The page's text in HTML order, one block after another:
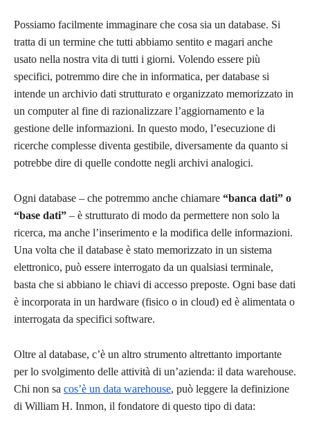
Possiamo facilmente immaginare che cosa sia un database. Si
tratta di un termine che tutti abbiamo sentito e magari anche
usato nella nostra vita di tutti i giorni. Volendo essere più
specifici, potremmo dire che in informatica, per database si
intende un archivio dati strutturato e organizzato memorizzato in
un computer al fine di razionalizzare l’aggiornamento e la
gestione delle informazioni. In questo modo, l’esecuzione di
ricerche complesse diventa gestibile, diversamente da quanto si
potrebbe dire di quelle condotte negli archivi analogici.
Ogni database – che potremmo anche chiamare “banca dati” o
“base dati” – è strutturato di modo da permettere non solo la
ricerca, ma anche l’inserimento e la modifica delle informazioni.
Una volta che il database è stato memorizzato in un sistema
elettronico, può essere interrogato da un qualsiasi terminale,
basta che si abbiano le chiavi di accesso preposte. Ogni base dati
è incorporata in un hardware (fisico o in cloud) ed è alimentata o
interrogata da specifici software.
Oltre al database, c’è un altro strumento altrettanto importante
per lo svolgimento delle attività di un’azienda: il data warehouse.
Chi non sa cos’è un data warehouse, può leggere la definizione
di William H. Inmon, il fondatore di questo tipo di data: